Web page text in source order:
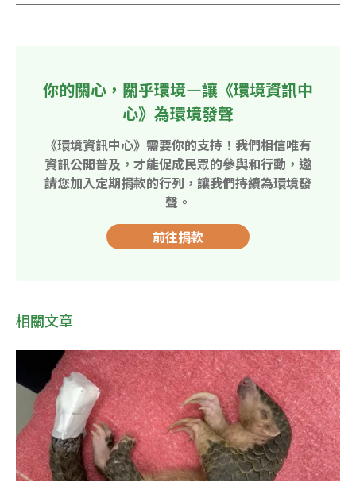
你的關心，關乎環境—讓《環境資訊中
心》為環境發聲
《環境資訊中心》需要你的支持！我們相信唯有
資訊公開普及，才能促成民眾的參與和行動，邀
請您加入定期捐款的行列，讓我們持續為環境發
聲。
前往捐款
相關文章